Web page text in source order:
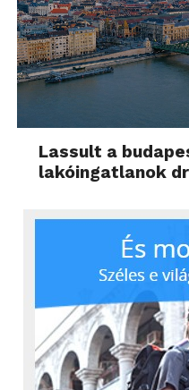
Lassult a
lakóingatlanok